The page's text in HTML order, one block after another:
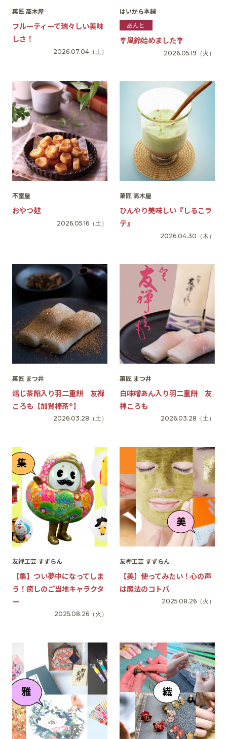
SNS
菓匠 高木屋
フルーティーで瑞々しい美味
しさ！
2026.07.04 （土）
はいから本舗
あんと
🎐風鈴始めました🎐
2026.05.19 （火）
不室屋
おやつ麩
2026.05.16 （土）
菓匠 高木屋
ひんやり美味しい『しるこラ
テ』
2026.04.30 （木）
菓匠 まつ井
焙じ茶餡入り羽二重餅 友禅
ころも【加賀棒茶®︎】
2026.03.28 （土）
菓匠 まつ井
白味噌あん入り羽二重餅 友
禅ころも
2026.03.28 （土）
友禅工芸 すずらん
【集】つい夢中になってしま
う！癒しのご当地キャラクタ
ー
2025.08.26 （火）
友禅工芸 すずらん
【美】使ってみたい！心の声
は魔法のコトバ
2025.08.26 （火）